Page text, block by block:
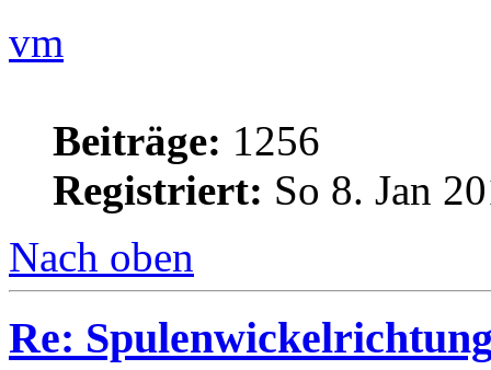
vm
Beiträge: 1256
Registriert: So 8. Jan
Nach oben
Re: